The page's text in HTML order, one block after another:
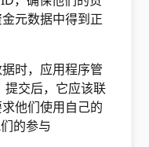
元数据中得到正
时，应用程序管
提交后，它应该联
他们使用自己的
的参与